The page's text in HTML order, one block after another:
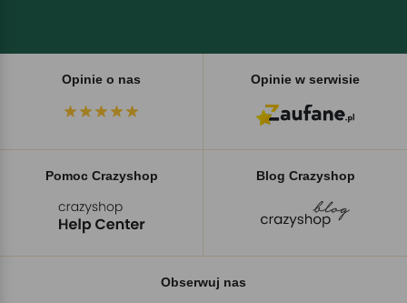
Opinie o nas Opinie w serwisie
Pomoc Crazyshop Blog Crazyshop
Obserwuj nas